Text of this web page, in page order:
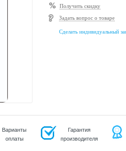
Получить скидку
Задать вопрос о товаре
Сделать индивидуальный
Варианты
оплаты
Гарантия
производителя